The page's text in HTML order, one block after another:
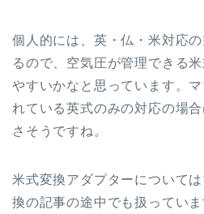
個人的には、英・仏・米対応
るので、空気圧が管理できる
やすいかなと思っています。
れている英式のみの対応の場
さそうですね。
米式変換アダプターについて
換の記事の途中でも扱っていま